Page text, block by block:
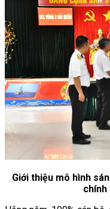
Giới thiệu mô hình
chính